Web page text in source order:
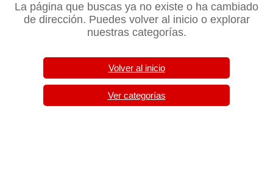
La página que buscas ya no existe o ha cambiado
de dirección. Puedes volver al inicio o explorar
nuestras categorías.
Volver al inicio
Ver categorías